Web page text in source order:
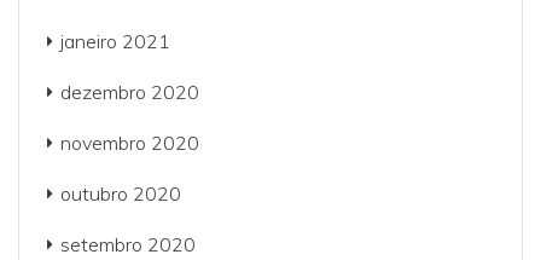
janeiro 2021
dezembro 2020
novembro 2020
outubro 2020
setembro 2020